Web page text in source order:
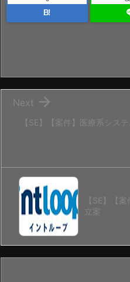
B!
【SE】【案件】医療系シス

Next
【SE】【
立案